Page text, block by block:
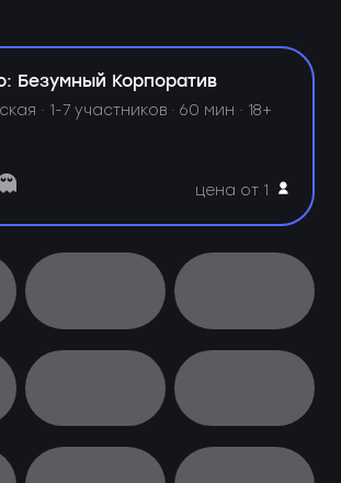
Безумный Корпоратив
· 1-7 участников · 60 мин · 18+
цена от 1